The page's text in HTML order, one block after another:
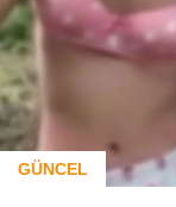
GÜNCEL